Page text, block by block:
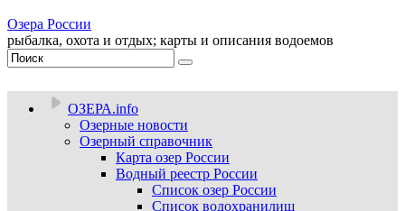
Озера России
рыбалка, охота и отдых; карты и описания водоемов
ОЗЕРА.info
Озерные новости
Озерный справочник
Карта озер России
Водный реестр России
Список озер России
Список водохранилищ